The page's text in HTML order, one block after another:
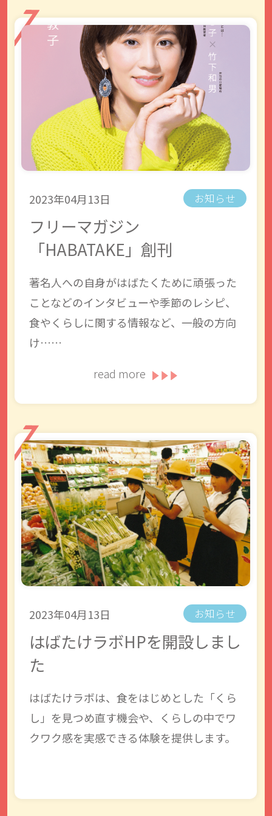
2023年04月13日 お知らせ
フリーマガジン
「HABATAKE」創刊
著名人への自身がはばたくために頑張った
ことなどのインタビューや季節のレシピ、
食やくらしに関する情報など、一般の方向
け……
read more
2023年04月13日 お知らせ
はばたけラボHPを開設しまし
た
はばたけラボは、食をはじめとした「くら
し」を見つめ直す機会や、くらしの中でワ
クワク感を実感できる体験を提供します。